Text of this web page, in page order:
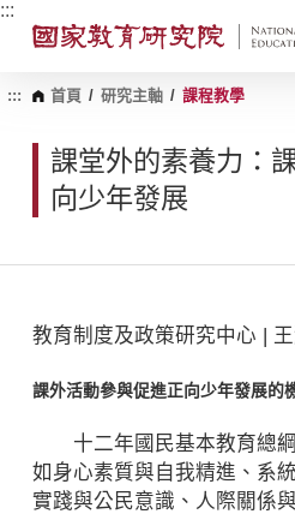
跳
內
:::
::: 首頁 / 研究主軸 / 課程教學
課堂外的素養力：
向少年發展
教育制度及政策研究中心 |
課外活動參與促進正向少年發展的
十二年國民基本教育總綱
如身心素質與自我精進、系
實踐與公民意識、人際關係